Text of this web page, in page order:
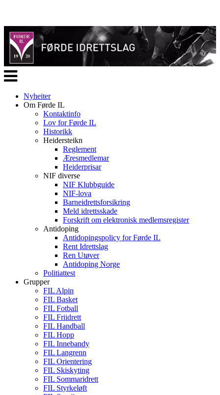
Veksle
navigasjon
Nyheiter
Om Førde IL
Kontaktinfo
Lov for Førde IL
Historikk
Heidersteikn
Reglement
Æresmedlemar
Heiderprisar
NIF diverse
NIF Klubbguide
NIF-lova
Barneidrettsforsikring
Meld idrettsskade
Forskrift om elektronisk medlemsregister
Antidoping
Antidopingspolicy for Førde IL
Rent Idrettslag
Ren Utøver
Antidoping Norge
Politiattest
Grupper
FIL Alpin
FIL Basket
FIL Fotball
FIL Friidrett
FIL Handball
FIL Hopp
FIL Innebandy
FIL Langrenn
FIL Orientering
FIL Skiskyting
FIL Sommaridrett
FIL Styrkeløft